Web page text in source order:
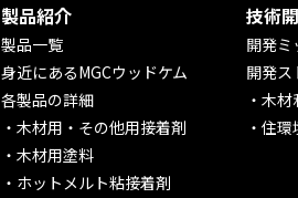
製品紹介
製品一覧
身近にあるMGCウッドケム
各製品の詳細
木材用・その他用接着剤
木材用塗料
ホットメルト粘接着剤
技術
開発ミ
開発ス
木材
住環